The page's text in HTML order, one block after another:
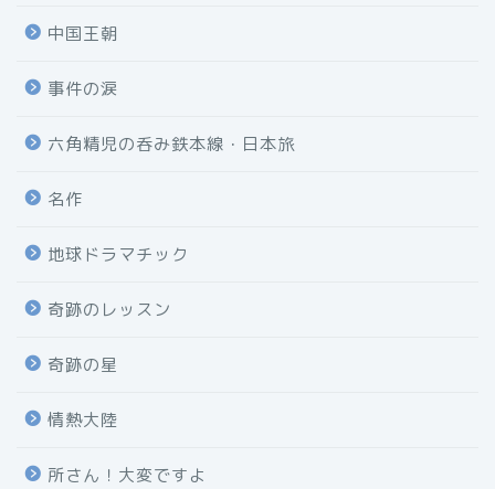
中国王朝
事件の涙
六角精児の呑み鉄本線・日本旅
名作
地球ドラマチック
奇跡のレッスン
奇跡の星
情熱大陸
所さん！大変ですよ